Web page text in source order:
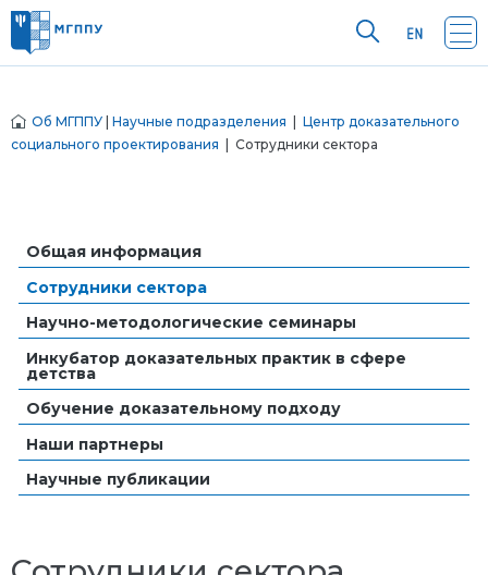
Об МГППУ Научные подразделения
Центр доказательного
социального проектирования | Сотрудники сектора
Общая информация
Сотрудники сектора
Научно-методологические семинары
Инкубатор доказательных практик в сфере
детства
Обучение доказательному подходу
Наши партнеры
Научные публикации